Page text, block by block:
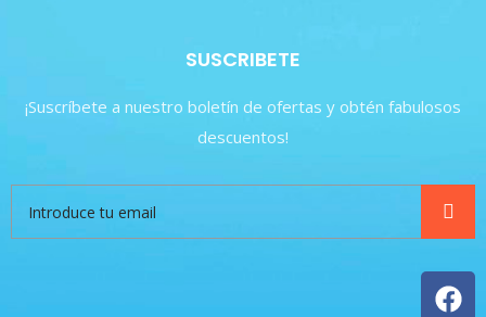
SUSCRIBETE
¡Suscríbete a nuestro boletín de ofertas y obtén fabulosos
descuentos!